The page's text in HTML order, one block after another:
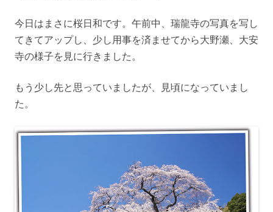
今日はまさに桜日和です。午前中、瑞龍寺の写真を写し
てきてアップし、少し用事を済ませてから大野瀬、大安
寺の様子を見に行きました。
もう少し先と思っていましたが、見頃になっていまし
た。